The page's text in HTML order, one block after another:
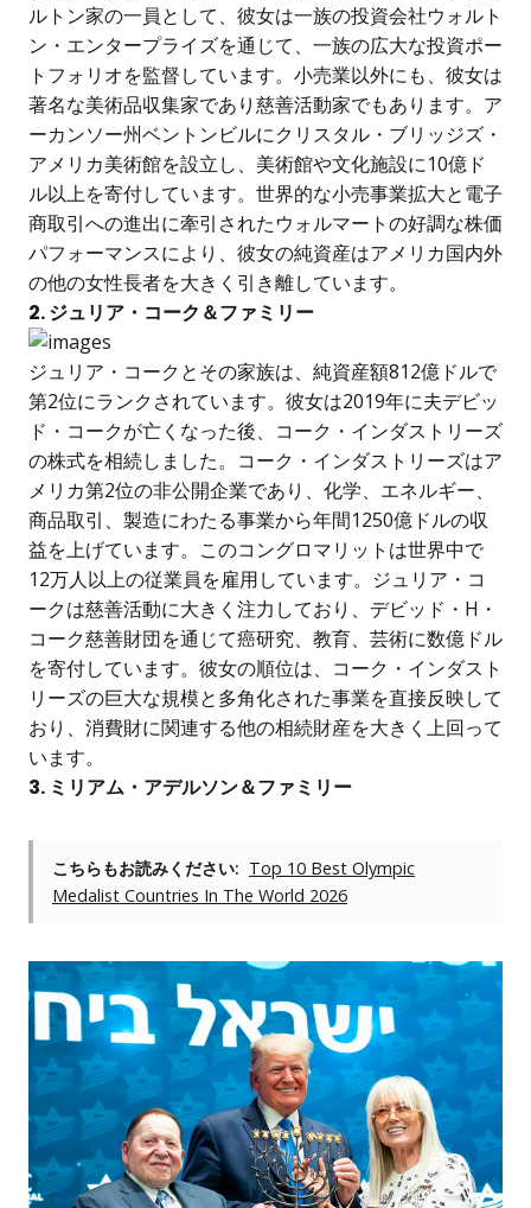
ルトン家の一員として、彼女は一族の投資会社ウォルト
ン・エンタープライズを通じて、一族の広大な投資ポー
トフォリオを監督しています。小売業以外にも、彼女は
著名な美術品収集家であり慈善活動家でもあります。ア
ーカンソー州ベントンビルにクリスタル・ブリッジズ・
アメリカ美術館を設立し、美術館や文化施設に10億ド
ル以上を寄付しています。世界的な小売事業拡大と電子
商取引への進出に牽引されたウォルマートの好調な株価
パフォーマンスにより、彼女の純資産はアメリカ国内外
の他の女性長者を大きく引き離しています。
2. ジュリア・コーク＆ファミリー
ジュリア・コークとその家族は、純資産額812億ドルで
第2位にランクされています。彼女は2019年に夫デビッ
ド・コークが亡くなった後、コーク・インダストリーズ
の株式を相続しました。コーク・インダストリーズはア
メリカ第2位の非公開企業であり、化学、エネルギー、
商品取引、製造にわたる事業から年間1250億ドルの収
益を上げています。このコングロマリットは世界中で
12万人以上の従業員を雇用しています。ジュリア・コ
ークは慈善活動に大きく注力しており、デビッド・H・
コーク慈善財団を通じて癌研究、教育、芸術に数億ドル
を寄付しています。彼女の順位は、コーク・インダスト
リーズの巨大な規模と多角化された事業を直接反映して
おり、消費財に関連する他の相続財産を大きく上回って
います。
3. ミリアム・アデルソン＆ファミリー
こちらもお読みください: Top 10 Best Olympic
Medalist Countries In The World 2026